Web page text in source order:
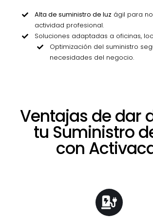
Alta de suministro de luz ágil para
actividad profesional.
Soluciones adaptadas a oficinas,
Optimización del suministro
necesidades del negocio.
Ventajas de dar
tu Suministro
con